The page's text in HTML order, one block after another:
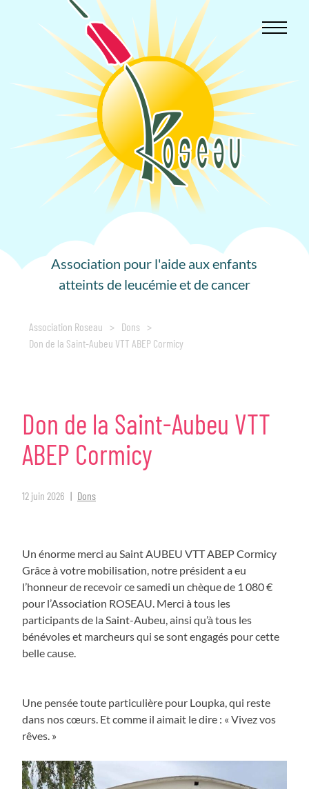
Association pour l'aide aux enfants
atteints de leucémie et de cancer
Association Roseau > Dons >
Don de la Saint-Aubeu VTT ABEP Cormicy
Don de la Saint-Aubeu VTT
ABEP Cormicy
12 juin 2026 Dons
Un énorme merci au Saint AUBEU VTT ABEP Cormicy
Grâce à votre mobilisation, notre président a eu
l’honneur de recevoir ce samedi un chèque de 1 080 €
pour l’Association ROSEAU. Merci à tous les
participants de la Saint-Aubeu, ainsi qu’à tous les
bénévoles et marcheurs qui se sont engagés pour cette
belle cause.
Une pensée toute particulière pour Loupka, qui reste
dans nos cœurs. Et comme il aimait le dire : « Vivez vos
rêves. »